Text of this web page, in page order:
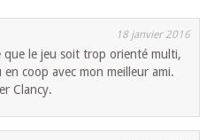
18 janvier 2016
que le jeu soit trop orienté multi,
coop avec mon meilleur ami.
Clancy.